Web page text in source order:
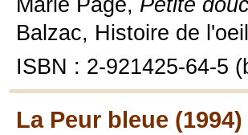
Marie Page, Petite
Balzac, Histoire de
ISBN : 2-921425-64-5
La Peur bleue (1994)